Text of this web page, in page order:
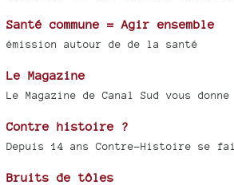
Santé commune = Agir ensemble
émission autour de de la santé
Le Magazine
Le Magazine de Canal Sud vous donne
Contre histoire ?
Depuis 14 ans Contre-Histoire se
Bruits de tôles